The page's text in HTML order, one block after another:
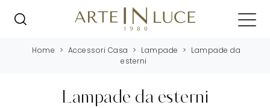
Home > Accessori Casa > Lampade > Lampade da
esterni
Lampade da esterni